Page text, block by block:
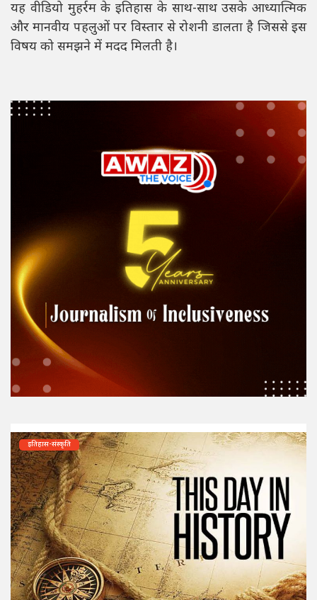
यह वीडियो मुहर्रम के इतिहास के साथ-साथ उसके आध्यात्मिक
और मानवीय पहलुओं पर विस्तार से रोशनी डालता है जिससे इस
विषय को समझने में मदद मिलती है।
इतिहास-संस्कृति